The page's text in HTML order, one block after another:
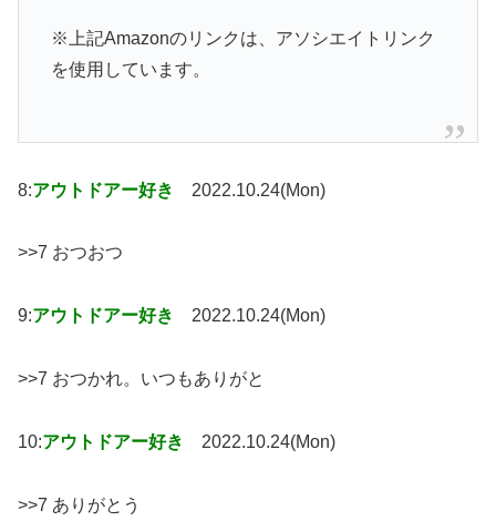
※上記Amazonのリンクは、アソシエイトリンク
を使用しています。
8:アウトドアー好き 2022.10.24(Mon)
>>7 おつおつ
9:アウトドアー好き 2022.10.24(Mon)
>>7 おつかれ。いつもありがと
10:アウトドアー好き 2022.10.24(Mon)
>>7 ありがとう